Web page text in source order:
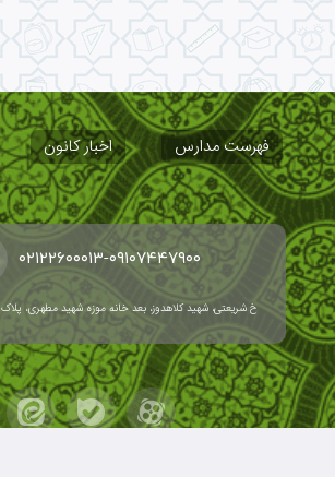
فهرست مدارس اخبار کانون
خ شریعتی، شهید کلاهدوز، بعد خانه موزه شهید مطهری، پلاک ۴۰۱
۰۹۱۰۷۴۴۷۹۰۰-۰۲۱۲۲۶۰۰۰۱۳